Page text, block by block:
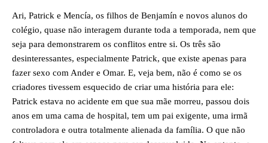
Ari, Patrick e Mencía, os filhos de Benjamín e novos alunos do
colégio, quase não interagem durante toda a temporada, nem que
seja para demonstrarem os conflitos entre si. Os três são
desinteressantes, especialmente Patrick, que existe apenas para
fazer sexo com Ander e Omar. E, veja bem, não é como se os
criadores tivessem esquecido de criar uma história para ele:
Patrick estava no acidente em que sua mãe morreu, passou dois
anos em uma cama de hospital, tem um pai exigente, uma irmã
controladora e outra totalmente alienada da família. O que não